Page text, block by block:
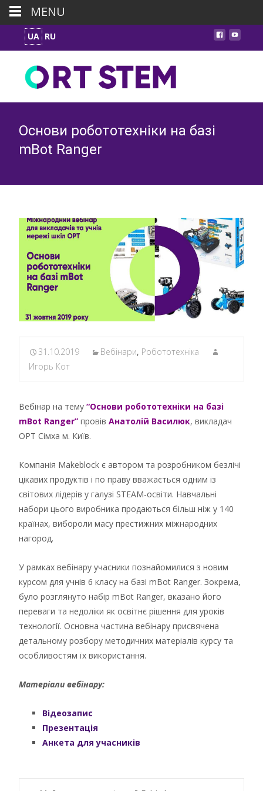
UA RU
Основи робототехніки на базі
mBot Ranger
31.10.2019 Вебінари, Робототехніка
Игорь Кот
Вебінар на тему “Основи робототехніки на базі
mBot Ranger” провів Анатолій Василюк, викладач
ОРТ Сімха м. Київ.
Компанія Makeblock є автором та розробником безлічі
цікавих продуктів і по праву вважається одним із
світових лідерів у галузі STEAM-освіти. Навчальні
набори цього виробника продаються більш ніж у 140
країнах, вибороли масу престижних міжнародних
нагород.
У рамках вебінару учасники познайомилися з новим
курсом для учнів 6 класу на базі mBot Ranger. Зокрема,
було розглянуто набір mBot Ranger, вказано його
переваги та недоліки як освітнє рішення для уроків
технології. Основна частина вебінару присвячена
детальному розбору методичних матеріалів курсу та
особливостям їх використання.
Матеріали вебінару:
Відеозапис
Презентація
Анкета для учасників
MENU